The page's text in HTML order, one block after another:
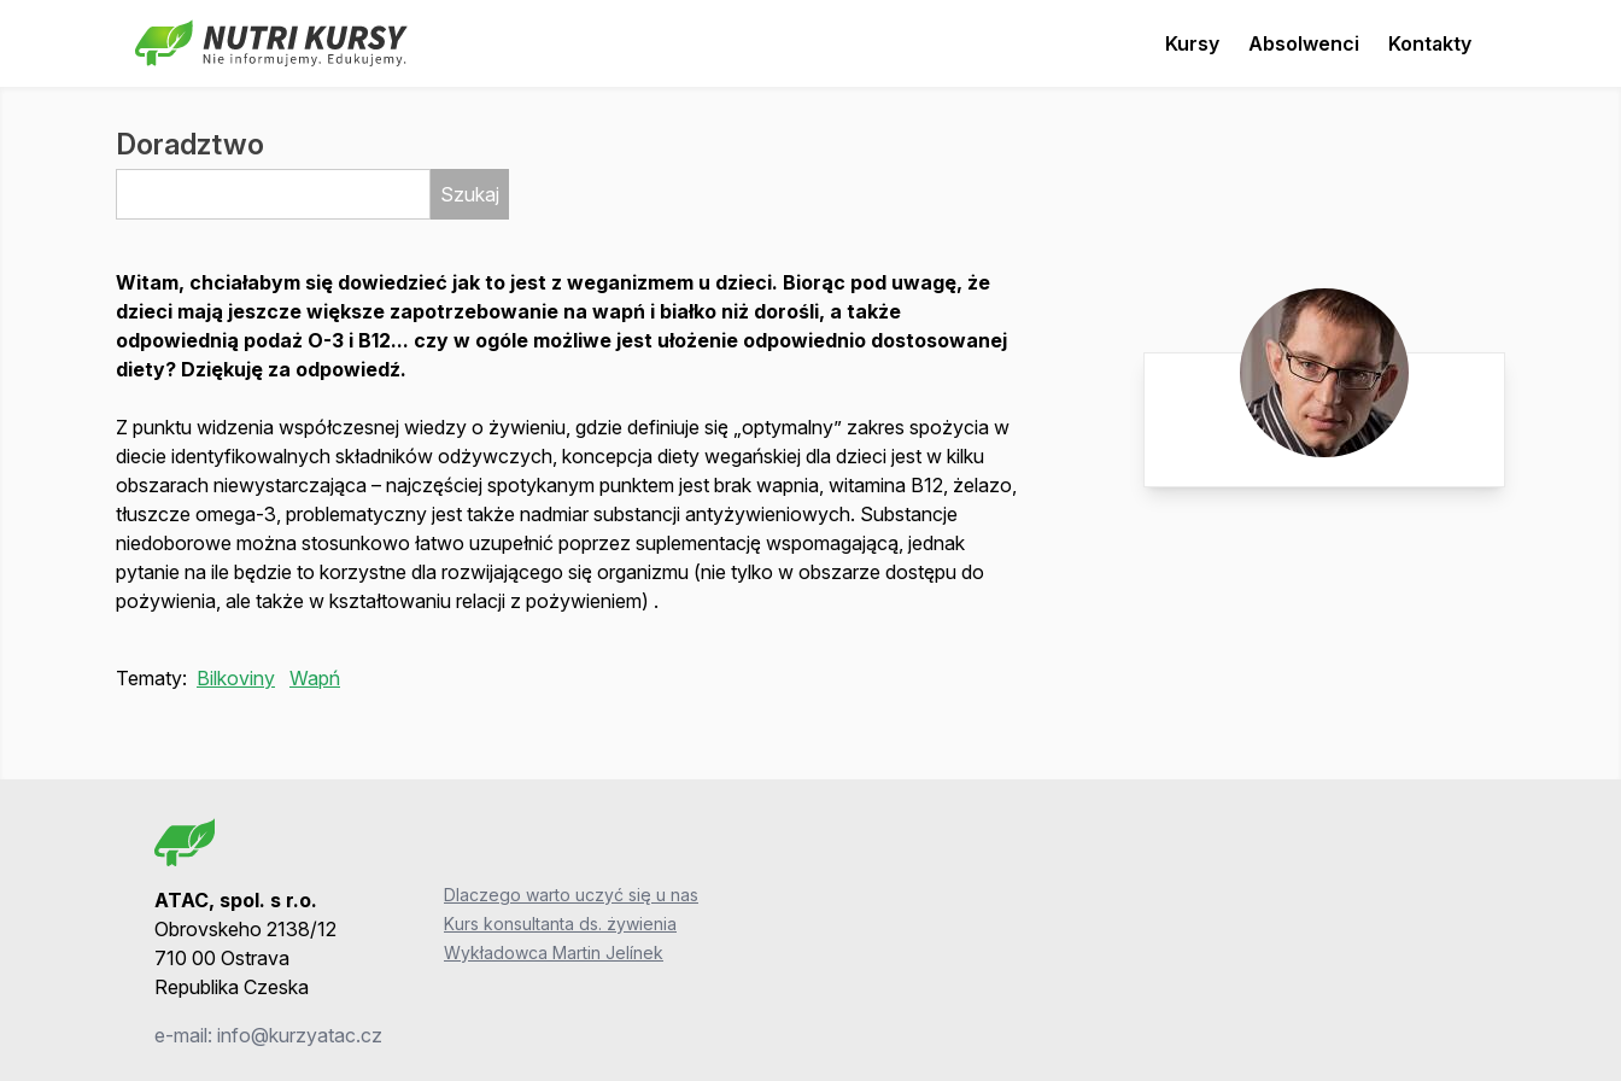
Kursy Absolwenci Kontakty
Doradztwo
Szukaj
Witam, chciałabym się dowiedzieć jak to jest z weganizmem u dzieci. Biorąc pod uwagę, że
dzieci mają jeszcze większe zapotrzebowanie na wapń i białko niż dorośli, a także
odpowiednią podaż O-3 i B12... czy w ogóle możliwe jest ułożenie odpowiednio dostosowanej
diety? Dziękuję za odpowiedź.
Z punktu widzenia współczesnej wiedzy o żywieniu, gdzie definiuje się „optymalny” zakres spożycia w
diecie identyfikowalnych składników odżywczych, koncepcja diety wegańskiej dla dzieci jest w kilku
obszarach niewystarczająca – najczęściej spotykanym punktem jest brak wapnia, witamina B12, żelazo,
tłuszcze omega-3, problematyczny jest także nadmiar substancji antyżywieniowych. Substancje
niedoborowe można stosunkowo łatwo uzupełnić poprzez suplementację wspomagającą, jednak
pytanie na ile będzie to korzystne dla rozwijającego się organizmu (nie tylko w obszarze dostępu do
pożywienia, ale także w kształtowaniu relacji z pożywieniem) .
Tematy: Bilkoviny Wapń
ATAC, spol. s r.o.
Obrovskeho 2138/12
710 00 Ostrava
Republika Czeska
e-mail: info@kurzyatac.cz
Dlaczego warto uczyć się u nas
Kurs konsultanta ds. żywienia
Wykładowca Martin Jelínek